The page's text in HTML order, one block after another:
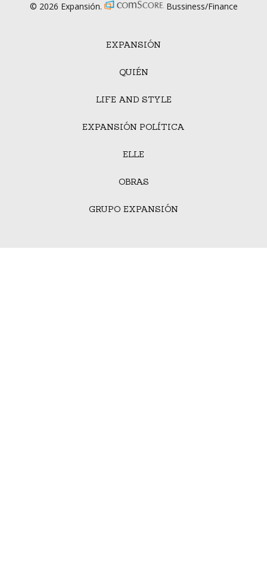
EXPANSIÓN
QUIÉN
LIFE AND STYLE
EXPANSIÓN POLÍTICA
ELLE
OBRAS
GRUPO EXPANSIÓN
© 2026 Expansión. Bussiness/Finance